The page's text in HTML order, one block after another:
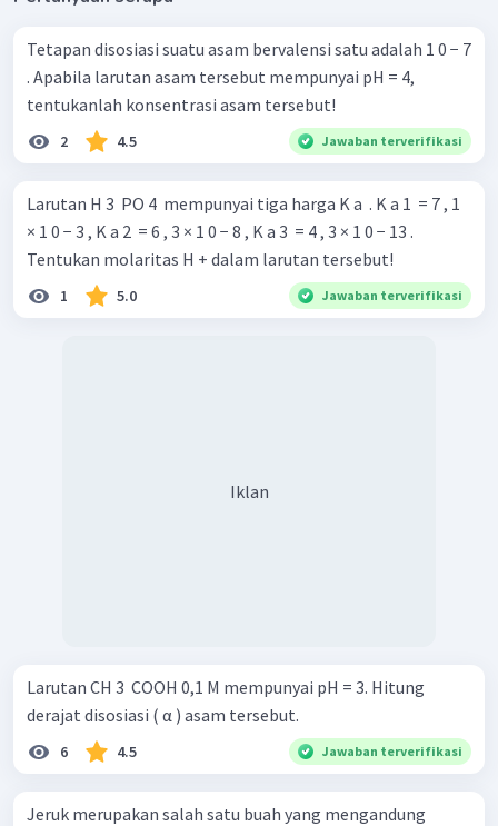
Tetapan disosiasi suatu asam bervalensi satu adalah 1 0 − 7
. Apabila larutan asam tersebut mempunyai pH = 4,
tentukanlah konsentrasi asam tersebut!
2 4.5 Jawaban terverifikasi
Larutan H 3 ​ PO 4 ​ mempunyai tiga harga K a ​ . K a 1 ​ = 7 , 1
× 1 0 − 3 , K a 2 ​ = 6 , 3 × 1 0 − 8 , K a 3 ​ = 4 , 3 × 1 0 − 13 .
Tentukan molaritas H + dalam larutan tersebut!
1 5.0 Jawaban terverifikasi
Iklan
Larutan CH 3 ​ COOH 0,1 M mempunyai pH = 3. Hitung
derajat disosiasi ( α ) asam tersebut.
6 4.5 Jawaban terverifikasi
Jeruk merupakan salah satu buah yang mengandung